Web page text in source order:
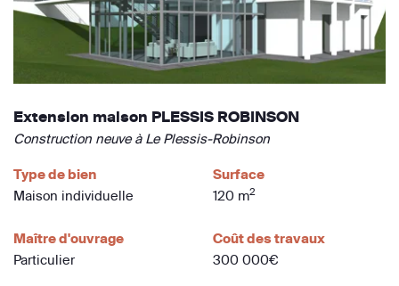
Extension maison PLESSIS ROBINSON
Construction neuve à Le Plessis-Robinson
Type de bien
Maison individuelle
Surface
120 m2
Maître d'ouvrage
Particulier
Coût des travaux
300 000€